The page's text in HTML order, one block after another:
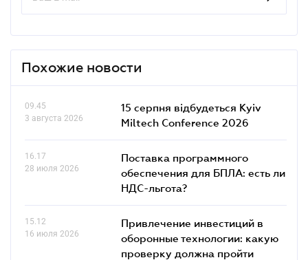
Похожие новости
09.45
3 августа 2026
15 серпня відбудеться Kyiv
Miltech Conference 2026
16.17
28 июля 2026
Поставка программного
обеспечения для БПЛА: есть ли
НДС-льгота?
15.12
16 июля 2026
Привлечение инвестиций в
оборонные технологии: какую
проверку должна пройти